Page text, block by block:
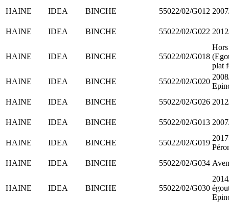
HAINE
IDEA BINCHE 55022/02/G012
HAINE IDEA BINCHE 55022/02/G022
HAINE IDEA BINCHE 55022/02/G018
plat
HAINE
IDEA BINCHE 55022/02/G020
HAINE
IDEA BINCHE 55022/02/G026
HAINE IDEA BINCHE 55022/02/G013
HAINE IDEA BINCHE 55022/02/G019
HAINE
IDEA BINCHE 55022/02/G034
HAINE IDEA BINCHE 55022/02/G030